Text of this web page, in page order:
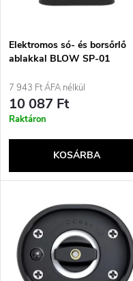
e
k
r
n
d
e
é
k
e
k
l
s
Elektromos só- és borsőrlő
ablakkal BLOW SP-01
7 943 Ft ÁFA nélkül
10 087 Ft
Raktáron
KOSÁRBA